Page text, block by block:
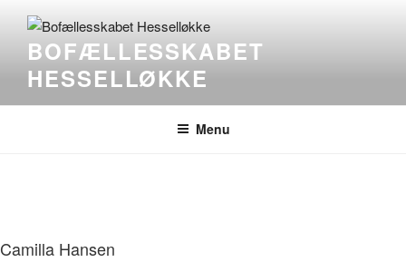
contentBOFÆLLESSKABET
HESSELLØKKE
Menu
Camilla Hansen